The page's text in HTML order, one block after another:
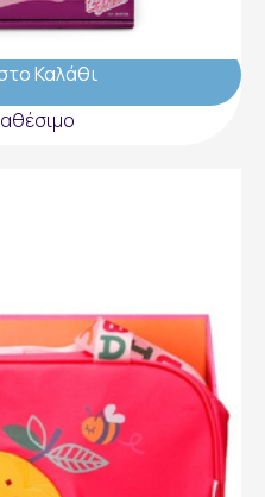
€
Καλάθι